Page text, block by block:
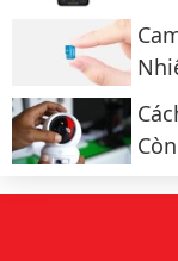
Lý do chọn